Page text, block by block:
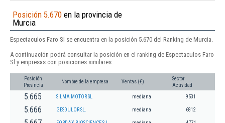
Posición 5.670 en la provincia de
Murcia
Espectaculos Faro Sl se encuentra en la posición 5.670 del Ranking de Murcia.
A continuación podrá consultar la posición en el ranking de Espectaculos Faro
Sl y empresas con posiciones similares:
Posición
Provincia
Nombre de la empresa Ventas (€)
Sector
Actividad
5.665 SILMA MOTOR SL mediana 9531
5.666 GESDULOR SL. mediana 6812